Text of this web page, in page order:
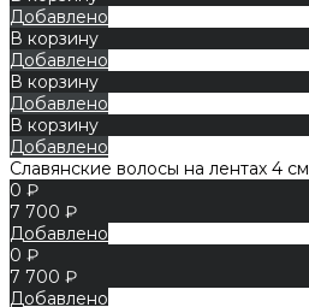
Добавлено
В корзину
Добавлено
В корзину
Добавлено
В корзину
Добавлено
Славянские волосы на лентах 4 см
0 ₽
7 700 ₽
Добавлено
0 ₽
7 700 ₽
Добавлено